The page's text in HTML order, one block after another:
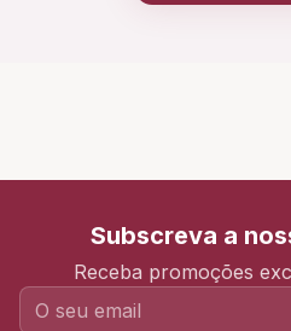
Subscreva a
Receba promoções